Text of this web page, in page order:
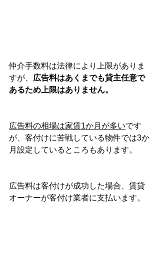
仲介手数料は法律により上限がありま
すが、 広告料はあくまでも貸主任意で
あるため上限はありません。
広告料の相場は家賃1か月が多いです
が、客付けに苦戦している物件では3か
月設定しているところもあります。
広告料は客付けが成功した場合、賃貸
オーナーが客付け業者に支払います。